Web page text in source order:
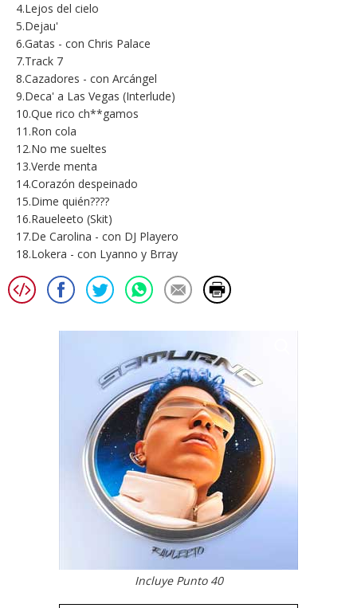
4.Lejos del cielo
5.Dejau'
6.Gatas - con Chris Palace
7.Track 7
8.Cazadores - con Arcángel
9.Deca' a Las Vegas (Interlude)
10.Que rico ch**gamos
11.Ron cola
12.No me sueltes
13.Verde menta
14.Corazón despeinado
15.Dime quién????
16.Raueleeto (Skit)
17.De Carolina - con DJ Playero
18.Lokera - con Lyanno y Brray
Incluye Punto 40